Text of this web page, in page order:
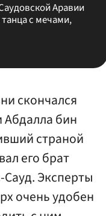
Аравии
с мечами,
скончался
Абдалла бин
страной
его брат
Эксперты
очень удобен